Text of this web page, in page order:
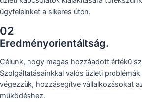
ügyfeleinket a sikeres úton.
02
Eredményorientáltság.
Célunk, hogy magas hozzáadott értékű
Szolgáltatásainkkal valós üzleti
végezzük, hozzásegítve vállalkozásokat
működéshez.